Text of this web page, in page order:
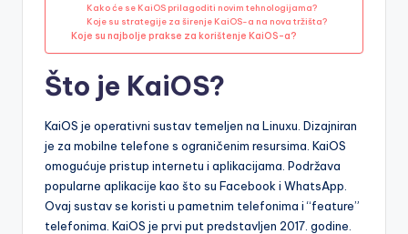
Kako će se KaiOS prilagoditi novim tehnologijama?
Koje su strategije za širenje KaiOS-a na nova tržišta?
Koje su najbolje prakse za korištenje KaiOS-a?
Što je KaiOS?
KaiOS je operativni sustav temeljen na Linuxu. Dizajniran
je za mobilne telefone s ograničenim resursima. KaiOS
omogućuje pristup internetu i aplikacijama. Podržava
popularne aplikacije kao što su Facebook i WhatsApp.
Ovaj sustav se koristi u pametnim telefonima i “feature”
telefonima. KaiOS je prvi put predstavljen 2017. godine.